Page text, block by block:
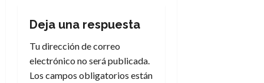
a
c
i
Deja una respuesta
Tu dirección de correo
electrónico no será publicada.
Los campos obligatorios están